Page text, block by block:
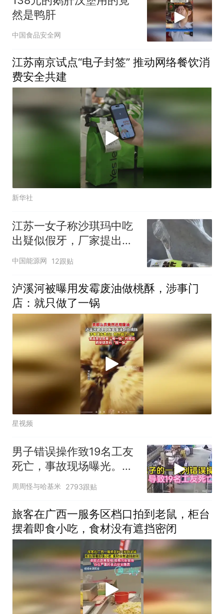
然是鸭肝
中国食品安全网
江苏南京试点“电子封签” 推动网络餐饮消
费安全共建
新华社
江苏一女子称沙琪玛中吃
出疑似假牙，厂家提出赔
付被拒，负责人：赔偿为
“息事宁人”而非有假牙，
工厂已排查，不存在食品
安全问题
中国能源网 12跟贴
泸溪河被曝用发霉废油做桃酥，涉事门
店：就只做了一锅
星视频
男子错误操作致19名工友
死亡，事故现场曝光。一
场悲剧的警示
周周怪与哈基米 2793跟贴
旅客在广西一服务区档口拍到老鼠，柜台
摆着即食小吃，食材没有遮挡密闭